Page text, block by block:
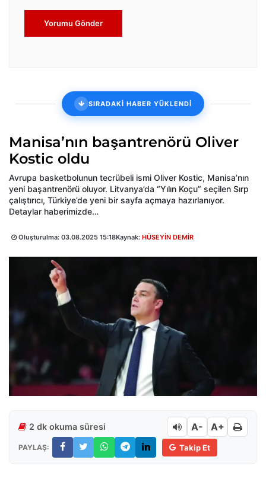
Yorumu Gönder
SIRADAKİ HABER YÜKLENDİ
Manisa’nın başantrenörü Oliver
Kostic oldu
Avrupa basketbolunun tecrübeli ismi Oliver Kostic, Manisa’nın
yeni başantrenörü oluyor. Litvanya’da “Yılın Koçu” seçilen Sırp
çalıştırıcı, Türkiye’de yeni bir sayfa açmaya hazırlanıyor.
Detaylar haberimizde…
Oluşturulma: 03.08.2025 15:18Kaynak: HÜSEYİN DEMİR
2 dk okuma süresi A- A+
PAYLAŞ: Takip Et